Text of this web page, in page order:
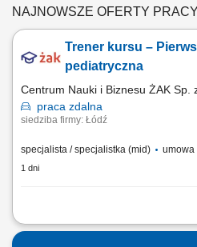
NAJNOWSZE OFERTY
Trener kursu –
pediatryczna
Centrum Nauki i Biznesu ŻAK Sp.
praca zdalna
siedziba firmy: Łódź
specjalista / specjalistka (mid) umowa
1 dni
Nazwa kursu: Pierwsza pomoc